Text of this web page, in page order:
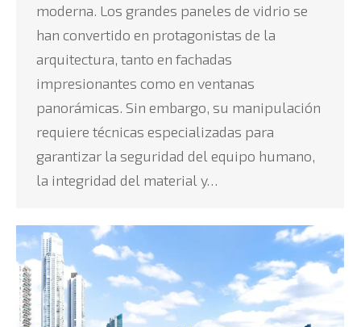
moderna. Los grandes paneles de vidrio se
han convertido en protagonistas de la
arquitectura, tanto en fachadas
impresionantes como en ventanas
panorámicas. Sin embargo, su manipulación
requiere técnicas especializadas para
garantizar la seguridad del equipo humano,
la integridad del material y…